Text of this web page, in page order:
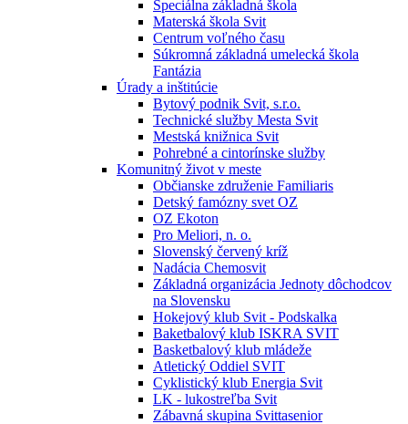
Špeciálna základná škola
Materská škola Svit
Centrum voľného času
Súkromná základná umelecká škola
Fantázia
Úrady a inštitúcie
Bytový podnik Svit, s.r.o.
Technické služby Mesta Svit
Mestská knižnica Svit
Pohrebné a cintorínske služby
Komunitný život v meste
Občianske združenie Familiaris
Detský famózny svet OZ
OZ Ekoton
Pro Meliori, n. o.
Slovenský červený kríž
Nadácia Chemosvit
Základná organizácia Jednoty dôchodcov
na Slovensku
Hokejový klub Svit - Podskalka
Baketbalový klub ISKRA SVIT
Basketbalový klub mládeže
Atletický Oddiel SVIT
Cyklistický klub Energia Svit
LK - lukostreľba Svit
Zábavná skupina Svittasenior